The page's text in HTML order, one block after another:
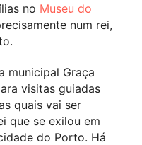
no Museu do
num rei,
municipal Graça
visitas guiadas
quais vai ser
que se exilou em
do Porto. Há